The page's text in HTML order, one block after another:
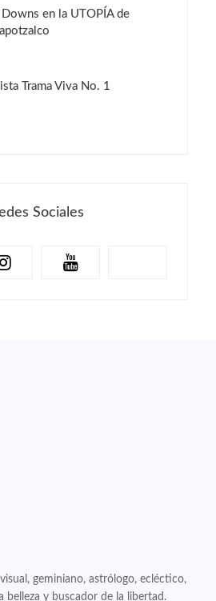
Downs en la UTOPÍA de
Trama Viva No. 1
Sociales
geminiano, astrólogo, ecléctico,
belleza y buscador de la libertad.